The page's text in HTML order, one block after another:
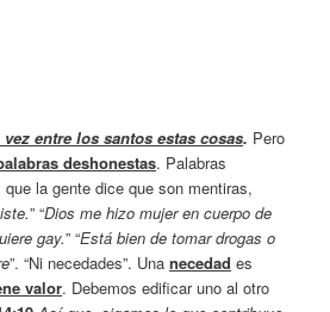
entre los santos estas cosas. Pero
deshonestas. Palabras
la gente dice que son mentiras,
” “Dios me hizo mujer en cuerpo de
gay.” “Está bien de tomar drogas o
”. “Ni necedades”. Unanecedad es
valor. Debemos edificar uno al otro